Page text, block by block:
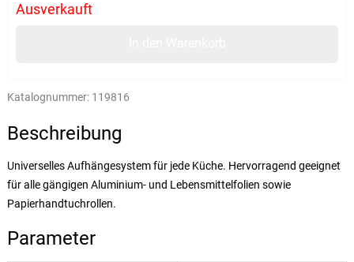
Ausverkauft
Katalognummer: 119816
Beschreibung
Universelles Aufhängesystem für jede Küche. Hervorragend geeignet
für alle gängigen Aluminium- und Lebensmittelfolien sowie
Papierhandtuchrollen.
Parameter